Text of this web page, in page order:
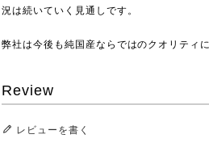
況は続いていく見通しです。
弊社は今後も純国産ならではのクオリティ
Review
レビューを書く